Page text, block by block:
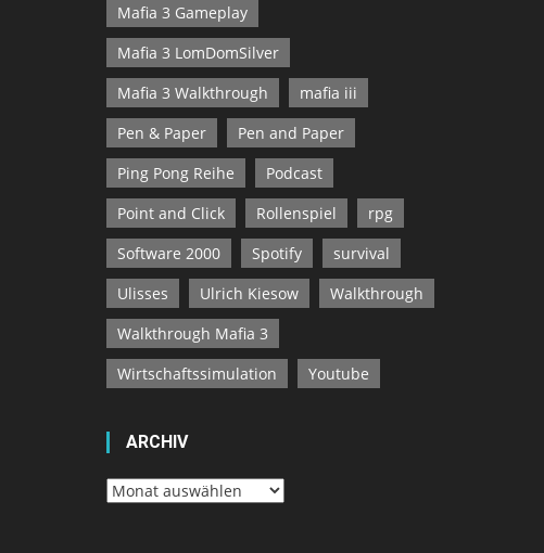
Mafia 3 Gameplay
Mafia 3 LomDomSilver
Mafia 3 Walkthrough
mafia iii
Pen & Paper
Pen and Paper
Ping Pong Reihe
Podcast
Point and Click
Rollenspiel
rpg
Software 2000
Spotify
survival
Ulisses
Ulrich Kiesow
Walkthrough
Walkthrough Mafia 3
Wirtschaftssimulation
Youtube
ARCHIV
Archiv